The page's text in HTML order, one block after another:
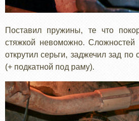
Поставил пружины, те что
стяжкой невоможно.
открутил серьги, заджечил зад по
(+ подкатной под раму).